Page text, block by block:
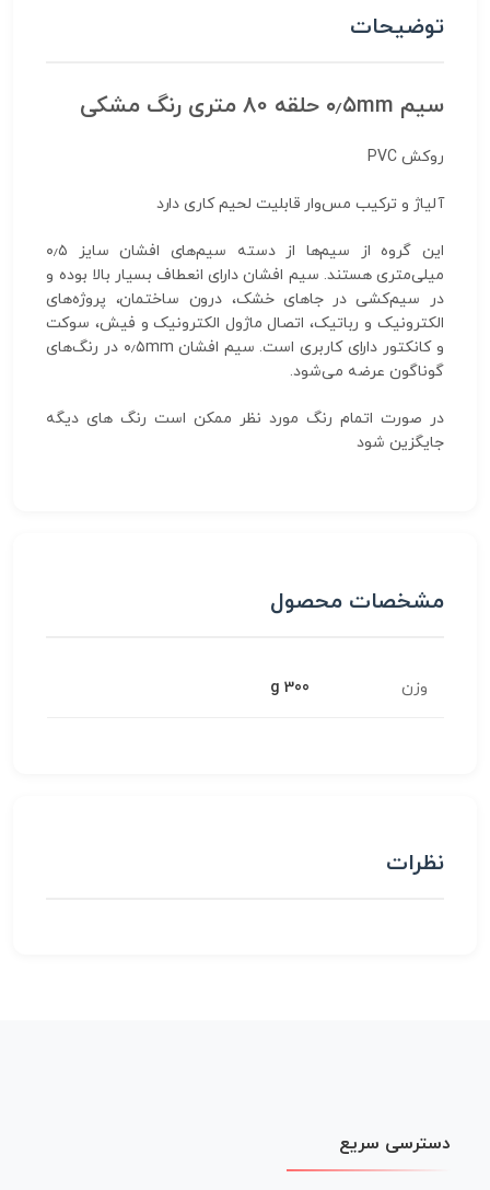
توضیحات
سیم ۰٫۵mm حلقه 80 متری رنگ مشکی
روکش PVC
آلیاژ و ترکیب مس‌وار قابلیت لحیم کاری دارد
این گروه از سیم‌ها از دسته سیم‌های افشان سایز ۰٫۵
میلی‌متری هستند. سیم افشان دارای انعطاف بسیار بالا بوده و
در سیم‌کشی در جاهای خشک، درون ساختمان، پروژه‌های
الکترونیک و رباتیک، اتصال ماژول الکترونیک و فیش، سوکت
و کانکتور دارای کاربری است. سیم افشان ۰٫۵mm در رنگ‌های
گوناگون عرضه می‌شود.
در صورت اتمام رنگ مورد نظر ممکن است رنگ های دیگه
جایگزین شود
مشخصات محصول
وزن 300 g
نظرات
دسترسی سریع